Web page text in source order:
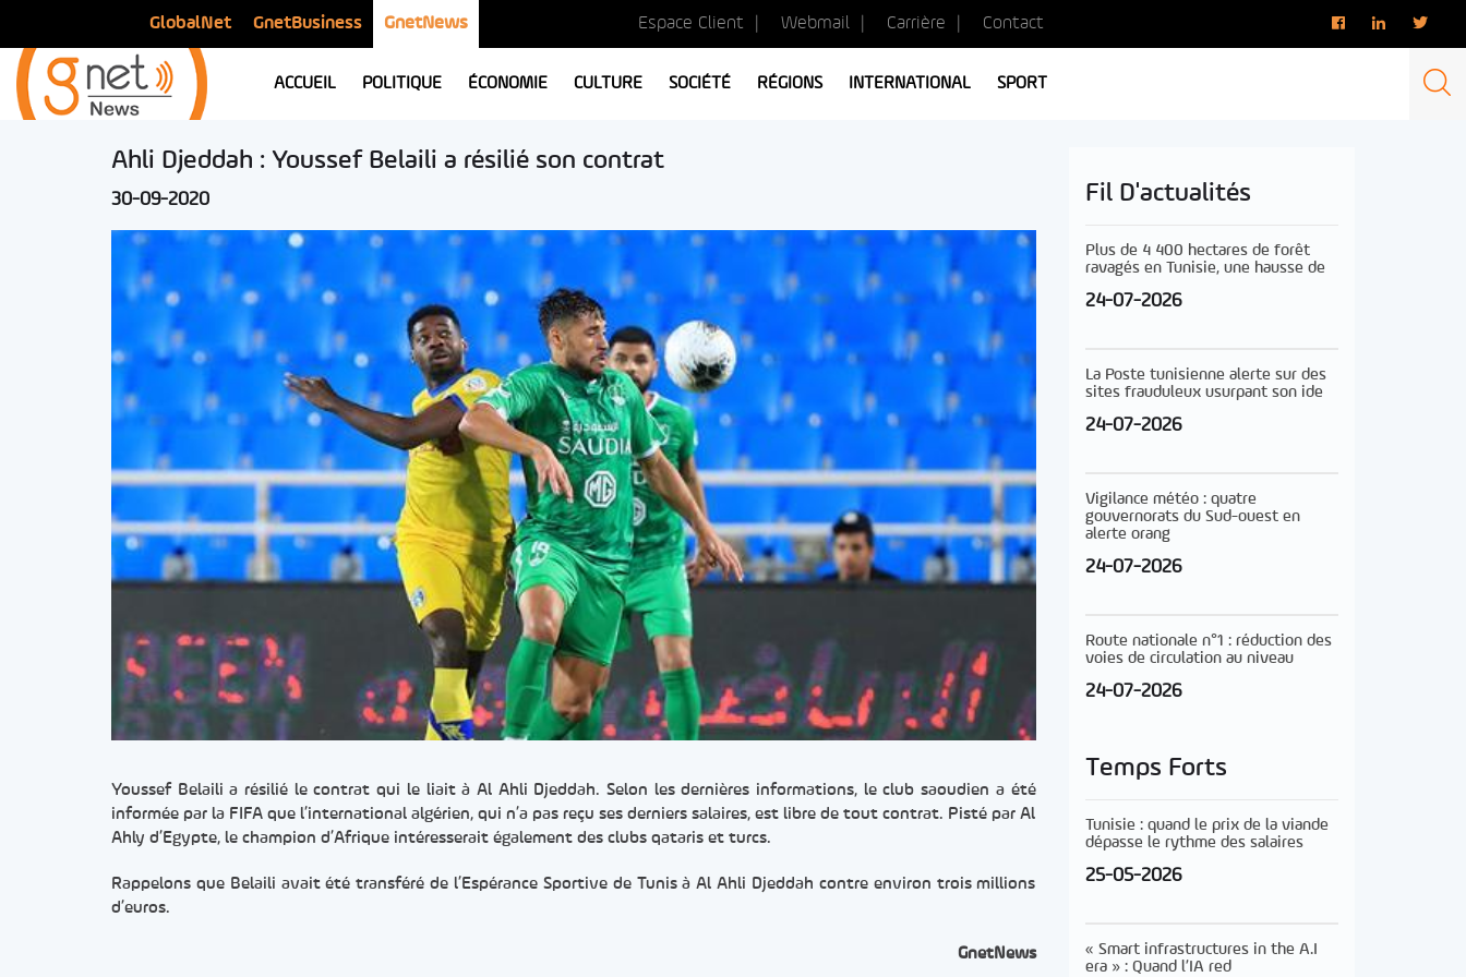
GlobalNet GnetBusiness GnetNews Espace Client Webmail Carrière Contact
ACCUEIL POLITIQUE ÉCONOMIE CULTURE SOCIÉTÉ RÉGIONS INTERNATIONAL SPORT
Ahli Djeddah : Youssef Belaili a résilié son contrat
30-09-2020
Youssef Belaili a résilié le contrat qui le liait à Al Ahli Djeddah. Selon les dernières informations, le club saoudien a été
informée par la FIFA que l’international algérien, qui n’a pas reçu ses derniers salaires, est libre de tout contrat. Pisté par Al
Ahly d’Egypte, le champion d’Afrique intéresserait également des clubs qataris et turcs.
Rappelons que Belaili avait été transféré de l’Espérance Sportive de Tunis à Al Ahli Djeddah contre environ trois millions
d’euros.
GnetNews
Fil D'actualités
Plus de 4 400 hectares de forêt
ravagés en Tunisie, une hausse de
24-07-2026
La Poste tunisienne alerte sur des
sites frauduleux usurpant son ide
24-07-2026
Vigilance météo : quatre
gouvernorats du Sud-ouest en
alerte orang
24-07-2026
Route nationale n°1 : réduction des
voies de circulation au niveau
24-07-2026
Temps Forts
Tunisie : quand le prix de la viande
dépasse le rythme des salaires
25-05-2026
« Smart infrastructures in the A.I
era » : Quand l’IA red